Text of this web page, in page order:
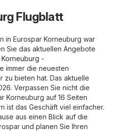
Flugblatt
in Eurospar Korneuburg war
Sie das aktuellen Angebote
Korneuburg -
immer die neuesten
zu bieten hat. Das aktuelle
Verpassen Sie nicht die
Korneuburg auf 16 Seiten
ist das Geschäft viel einfacher.
aus einen Blick auf die
und planen Sie Ihren